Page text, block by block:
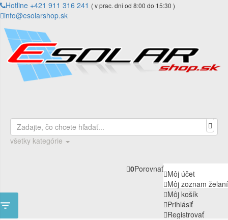
Hotline +421 911 316 241 ( v prac. dni od 8:00 do 15:30 )
info@esolarshop.sk
všetky kategórie
Môj účet
Môj zoznam želaní
Môj košík
Prihlásiť
Registrovať
0Porovnať